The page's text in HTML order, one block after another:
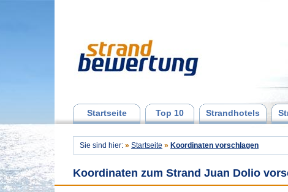
Startseite Top 10 Strandhotels
Sie sind hier: » Startseite » Koordinaten vorschlagen
Koordinaten zum Strand Juan Dolio